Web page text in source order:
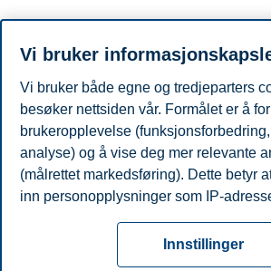
Se denne siden for prisoversikt for
høyskolekurs
Prisene justeres årlig etter normal prisøkning
Som student på BI har du mulighet til å søke
Lånekassen.
BI er en uavhengig kunnskapstiftelse. Det
overskudd går tilbake til skolen i form av
mer forskning.
Kontakt oss
Vi bruker
Vi bruker både egne og tredjeparters
besøker nettsiden vår. Formålet er å
brukeropplevelse
analyse) og å vise deg mer relevante
(målrettet markedsføring). Dette betyr
inn personopplysninger som IP-
cookies som er nødvendige for at
fungere, kan du enten godta alle eller
Innstillinger